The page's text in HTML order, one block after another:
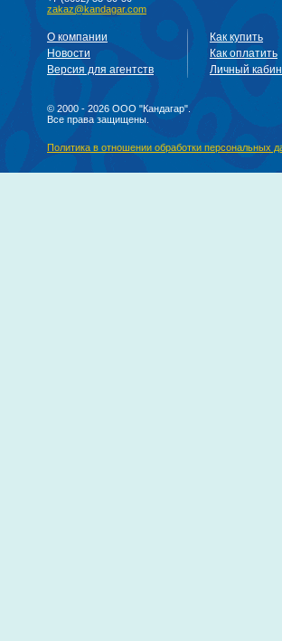
zakaz@kandagar.com
О компании
Новости
Версия для агентств
Как купить
Как оплатить
Личный
© 2000 - 2026 ООО "Кандагар".
Все права защищены.
Политика в отношении обработки персональных